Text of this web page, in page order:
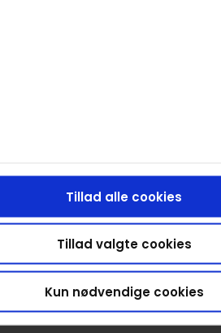
Tillad alle cookies
Tillad valgte cookies
Kun nødvendige cookies